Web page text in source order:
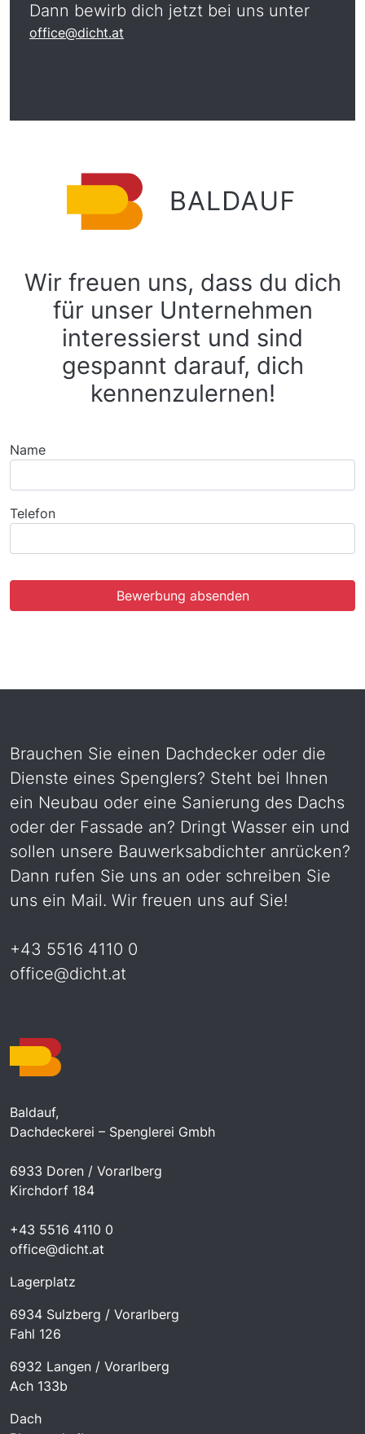
Dann bewirb dich jetzt bei uns unter
office@dicht.at
Wir freuen uns, dass du dich
für unser Unternehmen
interessierst und sind
gespannt darauf, dich
kennenzulernen!
Name
Telefon
Brauchen Sie einen Dachdecker oder die
Dienste eines Spenglers? Steht bei Ihnen
ein Neubau oder eine Sanierung des Dachs
oder der Fassade an? Dringt Wasser ein und
sollen unsere Bauwerksabdichter anrücken?
Dann rufen Sie uns an oder schreiben Sie
uns ein Mail. Wir freuen uns auf Sie!
+43 5516 4110 0
office@dicht.at
Baldauf,
Dachdeckerei – Spenglerei Gmbh
6933 Doren / Vorarlberg
Kirchdorf 184
+43 5516 4110 0
office@dicht.at
Lagerplatz
6934 Sulzberg / Vorarlberg
Fahl 126
6932 Langen / Vorarlberg
Ach 133b
Dach